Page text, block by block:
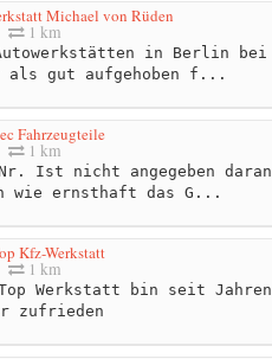
Michael von Rüden
1 km
in Berlin bei
als gut aufgehoben f...
Fahrzeugteile
1 km
Ist nicht angegeben daran
wie ernsthaft das G...
Kfz-Werkstatt
1 km
Werkstatt bin seit Jahren
zufrieden